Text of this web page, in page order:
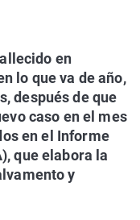
en
lo que va de año,
después de que
caso en el mes
en el Informe
que elabora la
y